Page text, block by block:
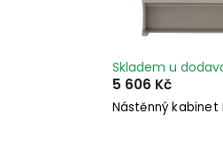
Nástěnný kabinet
Skladem u
5 606 Kč